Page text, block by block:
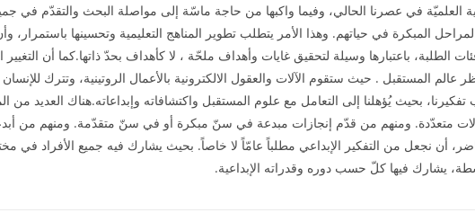
العلميّة في عصرنا الحالي، وفيما واكبها من حاجة ماسّة إلى مواصلة البحث والتقدّم في
المبكرة في حياتهم. وهذا الأمر يتطلب تطوير المناهج التعليمية وتحسينها باستمرار،
الطلبة، باعتبارها وسيلة لتحقيق غايات وأهداف ملحّة ، لا كأهداف بحدّ ذاتها.كما أن
المستقبل . حيث ستقوم الآلات والعقول الالكترونية بالأعمال الروتينية، وتترك للإنسان
بحيث يُؤهلنا إلى التعامل مع علوم المستقبل واكتشافاته وإبداعاته.هناك العديد من
متعدّدة. ومنهم من قدّم إنجازات مبدعة في سنّ مبكرة أو في سنّ متقدّمة. ومنهم من
أن نجعل من التفكير الإبداعي مطلباً عامّاً لا خاصاً. بحيث يشارك فيه جميع الأفراد في
يشارك فيها كلّ حسب دوره وقدراته الإبداعية.